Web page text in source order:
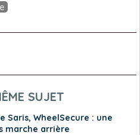
SUJET
Saris, WheelSecure : une
marche arrière